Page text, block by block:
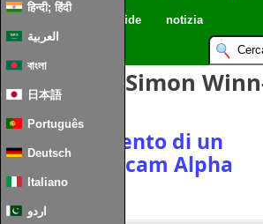
हिन्दी; हिंदी
العربية
বাংলা
日本語
Português
Deutsch
Italiano
اردو
Guide notizia
Articoli Di: Simon
Aggiornamento di un
originale Arcam Alpha